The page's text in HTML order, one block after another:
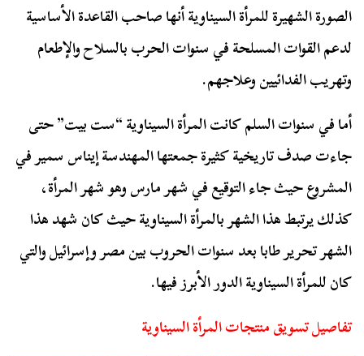
الصورة الشهيرة للمرأة السيناوية أنها صاحب القاعدة الأساسية
لدعم القوات المسلحة في سنوات الحرب بالسلاح والإطعام
وتهريب الفدائيين وعلاجهم.
أما في سنوات السلم كانت المرأة السيناوية “ست بيت” حتى
جاءت صدف تاريخية كثيرة جمعتها المهندسة إيناس سمير في
المشروع حيث جاء التوقيع في شهر مارس وهو شهر المرأة،
كذلك يرتبط هذا الشهر بالمرأة السيناوية حيث كان شهد هذا
الشهر تحرير طابا بعد سنوات الحروب بين مصر وإسرائيل والتي
كان للمرأة السيناوية الدور الأبرز فيها.
تفاصيل تسويق منتجات المرأة السيناوية